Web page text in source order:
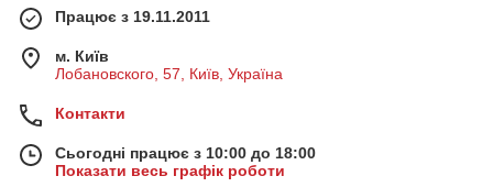
Працює з 19.11.2011
м. Київ
Лобановского, 57, Київ, Україна
Контакти
Сьогодні працює з 10:00 до 18:00
Показати весь графік роботи